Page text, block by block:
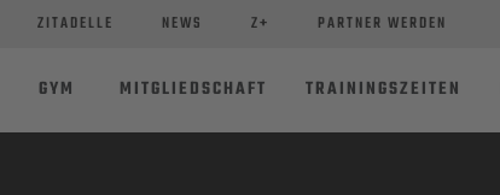
ZITADELLE NEWS Z+ PARTNER WERDEN
GYM MITGLIEDSCHAFT TRAININGSZEITEN